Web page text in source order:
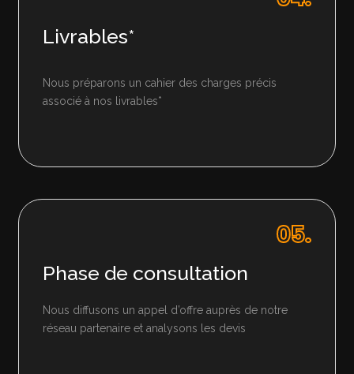
Livrables*
Nous préparons un cahier des charges précis
associé à nos livrables*
05.
Phase de consultation
Nous diffusons un appel d’offre auprès de notre
réseau partenaire et analysons les devis